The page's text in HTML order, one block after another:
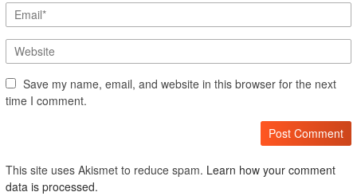
Save my name, email, and website in this browser for the next
time I comment.
This site uses Akismet to reduce spam. Learn how your comment
data is processed.